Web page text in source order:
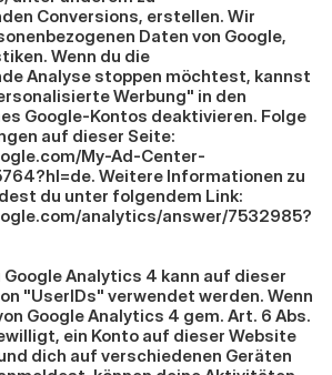
Conversions, erstellen. Wir
Daten von Google,
Wenn du die
Analyse stoppen möchtest, kannst
Werbung" in den
Google-Kontos deaktivieren. Folge
My-Ad-Center-
. Weitere Informationen zu
analytics/answer/7532985?
Analytics 4 kann auf dieser
"UserIDs" verwendet werden. Wenn
Google Analytics 4 gem. Art. 6 Abs.
ein Konto auf dieser Website
dich auf verschiedenen Geräten